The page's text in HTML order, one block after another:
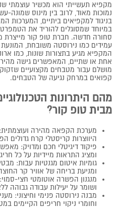
מקפיא תעשייתי הוא מכשיר עוצמתי
נמוכות מאוד, לרוב בין מינוס שמונה-
בניגוד למקפיאים ביתיים, המערכות
במיוחד שמסוגלים להוריד את
סחורה חדשה. חברת טופ קור מייצרת
עמידים כמו נירוסטה משובחת,
המקפיא מגיע בתצורות שונות, כמו
אחת או שתיים, המאפשרים גישה
מושלם עבור מטבחים מקצועיים
קפואים במרחק נגיעה של הטבחים.
מהם היתרונות
מבית טופ קור?
מערכת הקפאה מהירה ועוצמתית:
היווצרות קריסטלי קרח גדולים
פיקוד דיגיטלי חכם ומדויק:
ומציג התראות מיידיות על כל
גומיות איטום מגנטיות עבות:
ומניעת בריחה של אוויר קר
מנגנון הפשרה אוטומטי חצי-
ושומר על יעילות עבודה גבוהה
מבנה נירוסטה פנימי וחיצוני:
וחומרי ניקוי חריפים הקיימים